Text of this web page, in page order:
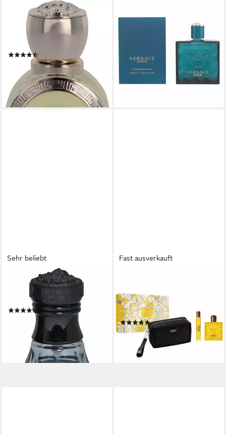
VERSACE
Eau de Toilette EROS POUR
FEMME EDT, mit sinnlicher
Frische
ab 46,99 € UVP58,00 €
(1.566,33 €/ 1 l)
-19%
lieferbar - in 3-4 Werktagen bei dir
lieferbar - in 3-4 Werktagen bei dir
Sehr beliebt
VERSACE
Eau de Toilette Blue Jeans,
mit "Wohl-Fühl"-Gefühl
(583)
22,99 €
(253,20 €/ 1 l)
lieferbar - in 1-2 Werktagen bei dir
Fast ausverkauft
Pour Homme Eau De Parfum
Spray Set 3 Artikel
(1)
123,38 €
(1.233,80 €/ 1 l)
lieferbar in 3 Wochen